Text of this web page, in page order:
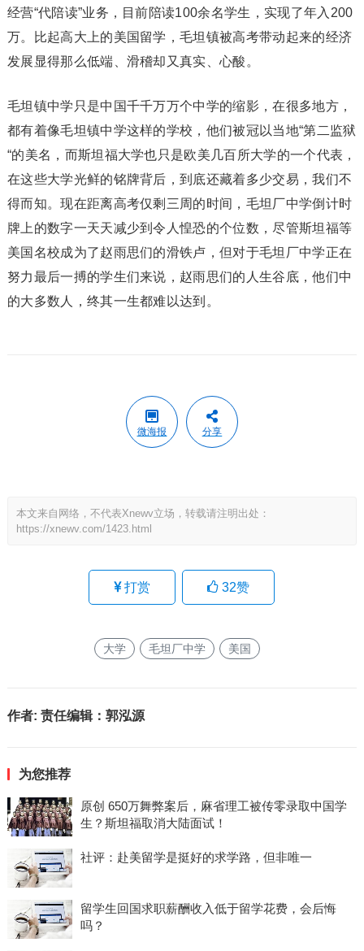
经营“代陪读”业务，目前陪读100余名学生，实现了年入200
万。比起高大上的美国留学，毛坦镇被高考带动起来的经济
发展显得那么低端、滑稽却又真实、心酸。
毛坦镇中学只是中国千千万万个中学的缩影，在很多地方，
都有着像毛坦镇中学这样的学校，他们被冠以当地“第二监狱
“的美名，而斯坦福大学也只是欧美几百所大学的一个代表，
在这些大学光鲜的铭牌背后，到底还藏着多少交易，我们不
得而知。现在距离高考仅剩三周的时间，毛坦厂中学倒计时
牌上的数字一天天减少到令人惶恐的个位数，尽管斯坦福等
美国名校成为了赵雨思们的滑铁卢，但对于毛坦厂中学正在
努力最后一搏的学生们来说，赵雨思们的人生谷底，他们中
的大多数人，终其一生都难以达到。
微海报 分享
本文来自网络，不代表Xnewv立场，转载请注明出处：
https://xnewv.com/1423.html
打赏 32赞
大学 毛坦厂中学 美国
作者: 责任编辑：郭泓源
为您推荐
原创 650万舞弊案后，麻省理工被传零录取中国学
生？斯坦福取消大陆面试！
社评：赴美留学是挺好的求学路，但非唯一
留学生回国求职薪酬收入低于留学花费，会后悔
吗？